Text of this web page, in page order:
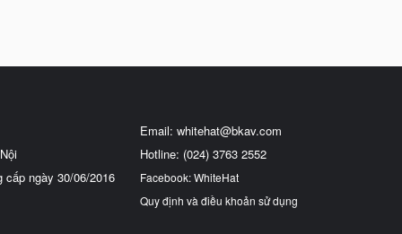
cấp ngày 30/06/2016
Email: whitehat@bkav.com
Hotline: (024) 3763 2552
Facebook: WhiteHat
Quy định và điều khoản sử dụng